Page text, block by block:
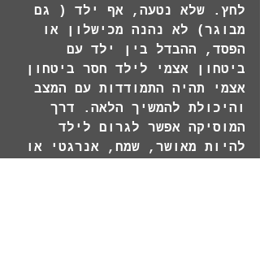
לחץ. שלא נטעה, אף ילד ( גם
מבוגר) לא נהנה מכישלון או
הפסד, ההבדל בין ילד עם
ביטחון אצמי לילד חסר ביטחון
אצמי תהיה התמודדות עם המצב
והיכולת להמשיך הלאה. דרך
המוסיקה אפשר לגרום לילד
להיות מאושר, שמח, אנרגטי או